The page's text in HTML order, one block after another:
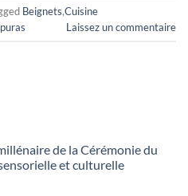
Beignets,Cuisine
Laissez un commentaire
de la Cérémonie du
et culturelle